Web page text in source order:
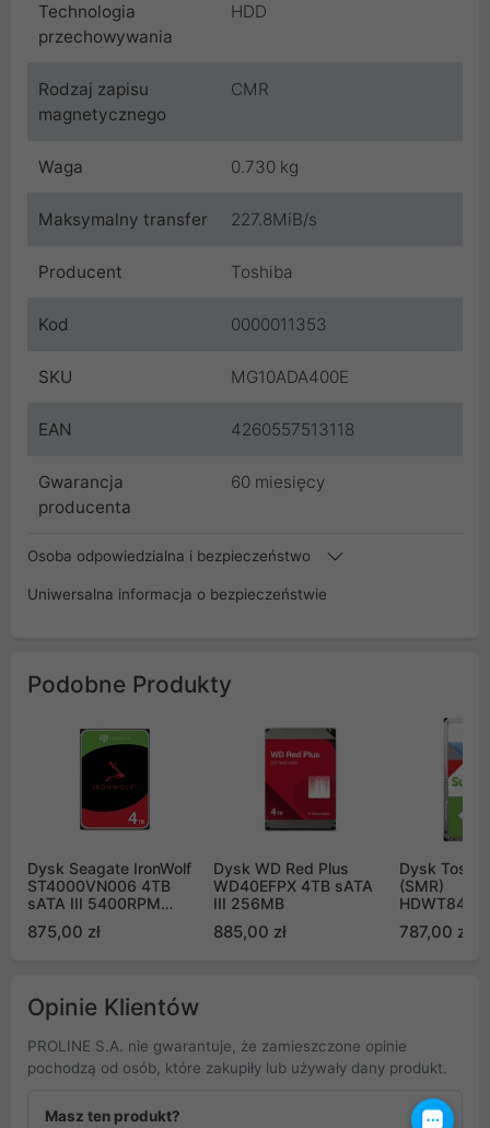
Technologia
przechowywania
HDD
Rodzaj zapisu
magnetycznego
CMR
Waga 0.730 kg
Maksymalny transfer 227.8MiB/s
Producent Toshiba
Kod 0000011353
SKU MG10ADA400E
EAN 4260557513118
Gwarancja
producenta
60 miesięcy
Osoba odpowiedzialna i bezpieczeństwo
Uniwersalna informacja o bezpieczeństwie
Podobne Produkty
Dysk Seagate IronWolf
ST4000VN006 4TB
sATA III 5400RPM
875,00 zł
Dysk WD Red Plus
WD40EFPX 4TB sATA
III 256MB
885,00 zł
Dysk
(SMR)
5400obr/
787,00 zł
Opinie Klientów
PROLINE S.A. nie gwarantuje, że zamieszczone opinie
pochodzą od osób, które zakupiły lub używały dany produkt.
Masz ten produkt?